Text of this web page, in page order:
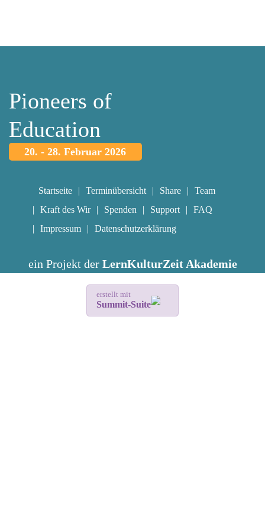
Pioneers of
Education
20. - 28. Februar 2026
Startseite Terminübersicht Share
Team
Kraft des Wir
Spenden Support
FAQ
Impressum
Datenschutzerklärung
ein Projekt der LernKulturZeit Akademie
erstellt mit
Summit-Suite